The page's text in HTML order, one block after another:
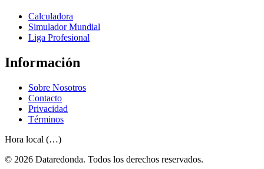
Calculadora
Simulador Mundial
Liga Profesional
Información
Sobre Nosotros
Contacto
Privacidad
Términos
Hora local (…)
© 2026 Dataredonda. Todos los derechos reservados.